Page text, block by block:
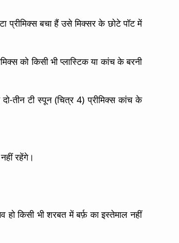
प्रीमिक्स बचा हैं उसे मिक्सर के छोटे पॉट में
को किसी भी प्लास्टिक या कांच के बरनी
तीन टी स्पून (चित्र 4) प्रीमिक्स कांच के
रहेंगे।
किसी भी शरबत में बर्फ़ का इस्तेमाल नहीं